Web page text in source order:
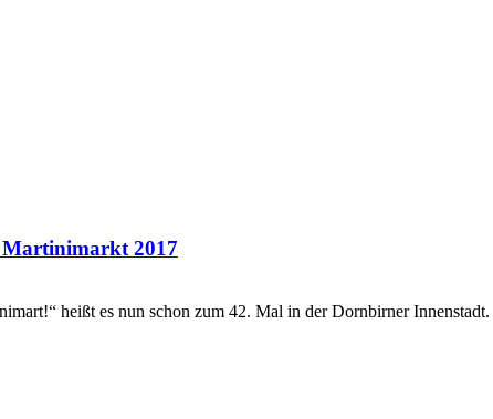
Martinimarkt 2017
heißt es nun schon zum 42. Mal in der Dornbirner